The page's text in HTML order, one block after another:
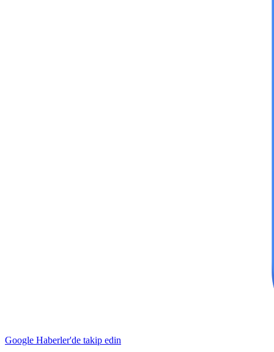
Google Haberler'de takip edin